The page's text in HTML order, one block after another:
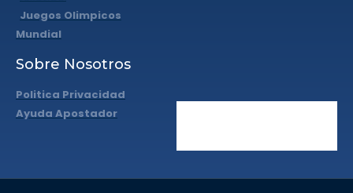
Juegos Olimpicos
Mundial
Sobre Nosotros
Politica Privacidad
Ayuda Apostador